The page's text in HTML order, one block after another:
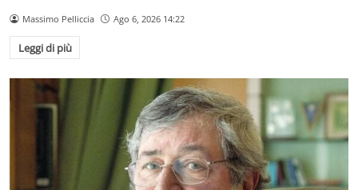
Massimo Pelliccia Ago 6, 2026 14:22
Leggi di più